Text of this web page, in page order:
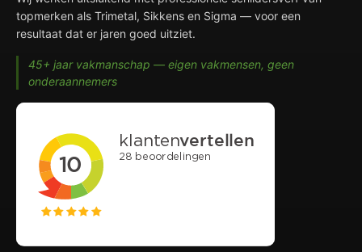
topmerken als Trimetal, Sikkens en Sigma — voor een
resultaat dat er jaren goed uitziet.
45+ jaar vakmanschap — eigen vakmensen, geen
onderaannemers